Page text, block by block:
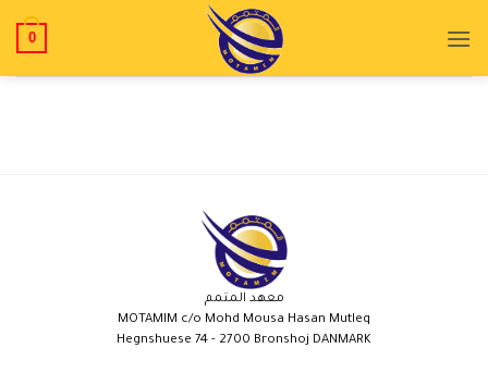
0
معهد المتمم
MOTAMIM c/o Mohd Mousa Hasan Mutleq
Hegnshuese 74 - 2700 Bronshoj DANMARK